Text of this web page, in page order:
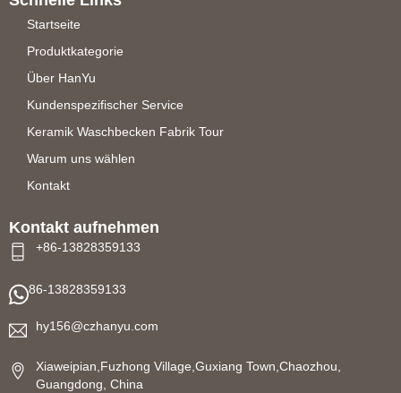
Startseite
Produktkategorie
Über HanYu
Kundenspezifischer Service
Keramik Waschbecken Fabrik Tour
Warum uns wählen
Kontakt
Kontakt aufnehmen
+86-13828359133
86-13828359133
hy156@czhanyu.com
Xiaweipian,Fuzhong Village,Guxiang Town,Chaozhou,
Guangdong, China